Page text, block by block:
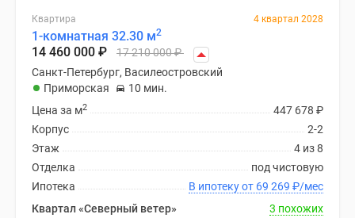
Квартира 4 квартал 2028
1-комнатная 32.30 м2
14 460 000 ₽ 17 210 000₽
Санкт-Петербург, Василеостровский
Приморская
10 мин.
447 678 ₽
Цена за м2
2-2
Корпус
4 из 8
Этаж
под чистовую
Отделка
В ипотеку от 69 269 ₽/мес
Ипотека
Квартал «Северный ветер»
3 похожих